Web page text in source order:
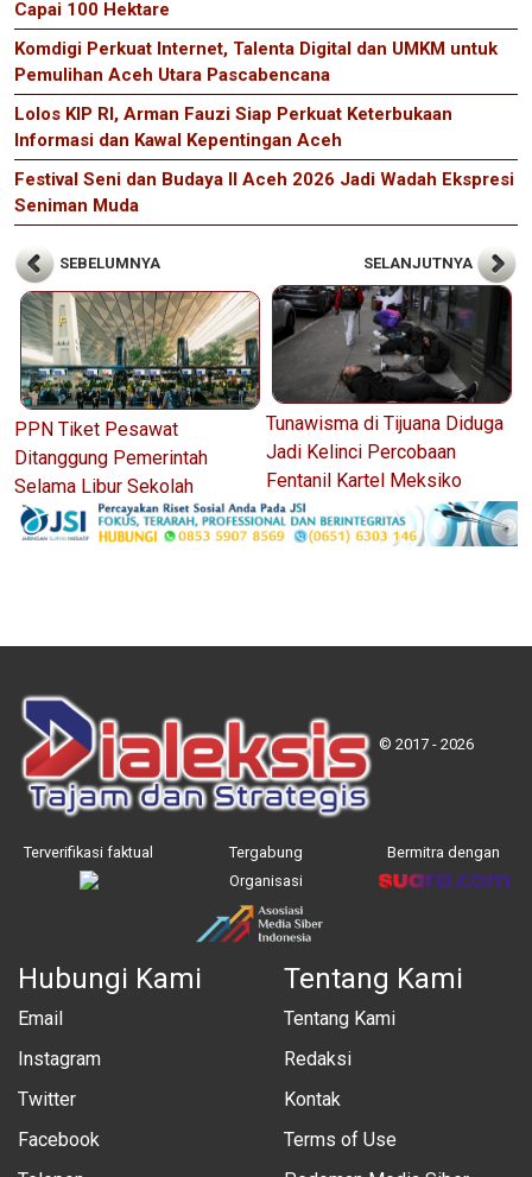
Capai 100 Hektare
Komdigi Perkuat Internet, Talenta Digital dan UMKM untuk
Pemulihan Aceh Utara Pascabencana
Lolos KIP RI, Arman Fauzi Siap Perkuat Keterbukaan
Informasi dan Kawal Kepentingan Aceh
Festival Seni dan Budaya II Aceh 2026 Jadi Wadah Ekspresi
Seniman Muda
SEBELUMNYA
PPN Tiket Pesawat
Ditanggung Pemerintah
Selama Libur Sekolah
SELANJUTNYA
Tunawisma di Tijuana Diduga
Jadi Kelinci Percobaan
Fentanil Kartel Meksiko
© 2017 - 2026
Terverifikasi faktual
Tergabung
Organisasi
Bermitra dengan
Hubungi Kami
Email
Instagram
Twitter
Facebook
Tentang Kami
Tentang Kami
Redaksi
Kontak
Terms of Use